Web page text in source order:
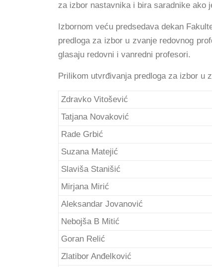
za izbor nastavnika i bira saradnike ako
Izbornom veću predsedava dekan
predloga za izbor u zvanje redovnog
glasaju redovni i vanredni profesori.
Prilikom utvrđivanja predloga za izbor u
Zdravko Vitošević
Tatjana Novaković
Rade Grbić
Suzana Matejić
Slaviša Stanišić
Mirjana Mirić
Aleksandar Jovanović
Nebojša B Mitić
Goran Relić
Zlatibor Anđelković